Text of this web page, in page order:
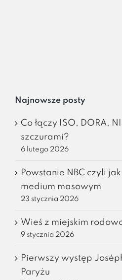
Najnowsze posty
Co łączy ISO, DORA,
szczurami?
6 lutego 2026
Powstanie NBC czyli
medium masowym
23 stycznia 2026
Wieś z miejskim
9 stycznia 2026
Pierwszy występ
Paryżu